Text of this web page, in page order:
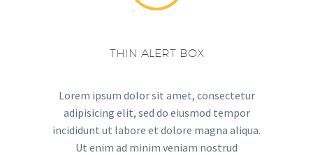
THIN ALERT BOX
Lorem ipsum dolor sit amet, consectetur
adipisicing elit, sed do eiusmod tempor
incididunt ut labore et dolore magna aliqua.
Ut enim ad minim veniam nostrud